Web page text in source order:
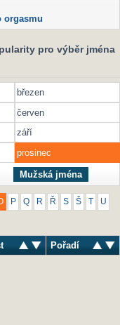
orgasmu
pro výběr jména
březen
červen
září
prosinec
Mužská jména
P Q R Ř S Š U
Pořadí